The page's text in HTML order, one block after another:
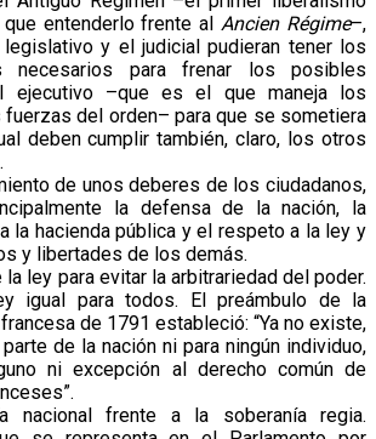
que entenderlo frente alAncien Régime–,
y el judicial pudieran tener los
necesarios para frenar los posibles
ejecutivo –que es el que maneja los
del orden– para que se sometiera
deben cumplir también, claro, los otros
de unos deberes de los ciudadanos,
la defensa de la nación, la
la hacienda pública y el respeto a la ley y
y libertades de los demás.
la ley para evitar la arbitrariedad del poder.
igual para todos. El preámbulo de la
de 1791 estableció: “Ya no existe,
parte de la nación ni para ningún individuo,
ni excepción al derecho común de
nacional frente a la soberanía regia.